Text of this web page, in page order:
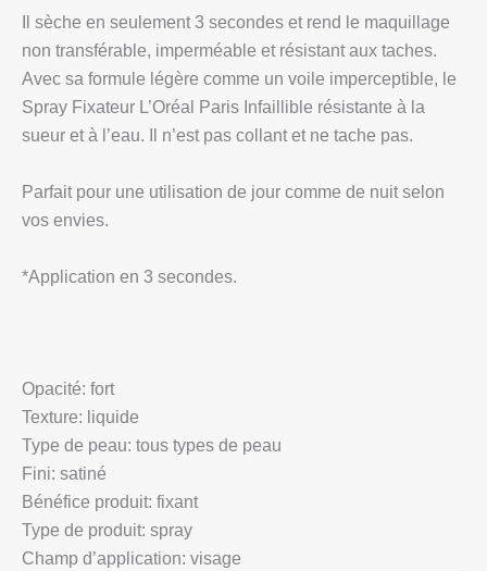
Il sèche en seulement 3 secondes et rend le maquillage
non transférable, imperméable et résistant aux taches.
Avec sa formule légère comme un voile imperceptible, le
Spray Fixateur L’Oréal Paris Infaillible résistante à la
sueur et à l’eau. Il n’est pas collant et ne tache pas.
Parfait pour une utilisation de jour comme de nuit selon
vos envies.
*Application en 3 secondes.
Opacité: fort
Texture: liquide
Type de peau: tous types de peau
Fini: satiné
Bénéfice produit: fixant
Type de produit: spray
Champ d’application: visage